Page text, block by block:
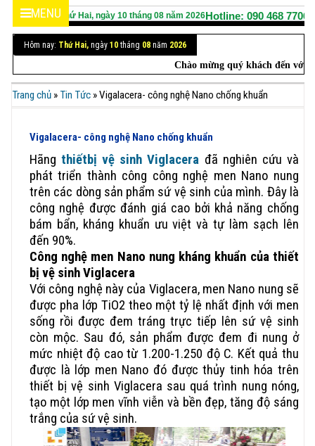
Hôm nay :Thứ Hai, ngày 10 tháng 08 năm 2026Hotline: 090 468 7706
MENU
Hôm nay: Thứ Hai, ngày 10 tháng 08 năm 2026
Chào mừng quý khách đến với
Trang chủ » Tin Tức »Vigalacera- công nghệ Nano chống khuẩn
Vigalacera- công nghệ Nano chống khuẩn
Hãngthiếtbị vệ sinh Viglacera đã nghiên cứu và
phát triển thành công công nghệ men Nano nung
trên các dòng sản phẩm sứ vệ sinh của mình. Đây là
công nghệ được đánh giá cao bởi khả năng chống
bám bẩn, kháng khuẩn ưu việt và tự làm sạch lên
đến 90%.
Công nghệ men Nano nung kháng khuẩn của thiết
bị vệ sinh Viglacera
Với công nghệ này của Viglacera, men Nano nung sẽ
được pha lớp TiO2 theo một tỷ lệ nhất định với men
sống rồi được đem tráng trực tiếp lên sứ vệ sinh
còn mộc. Sau đó, sản phẩm được đem đi nung ở
mức nhiệt độ cao từ 1.200-1.250 độ C. Kết quả thu
được là lớp men Nano đó được thủy tinh hóa trên
thiết bị vệ sinh Viglacera sau quá trình nung nóng,
tạo một lớp men vĩnh viễn và bền đẹp, tăng độ sáng
trắng của sứ vệ sinh.